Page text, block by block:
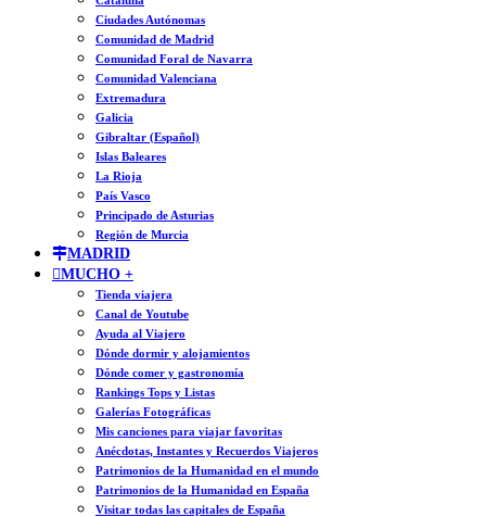
Ciudades Autónomas
Comunidad de Madrid
Comunidad Foral de Navarra
Comunidad Valenciana
Extremadura
Galicia
Gibraltar (Español)
Islas Baleares
La Rioja
País Vasco
Principado de Asturias
Región de Murcia
MADRID
MUCHO +
Tienda viajera
Canal de Youtube
Ayuda al Viajero
Dónde dormir y alojamientos
Dónde comer y gastronomía
Rankings Tops y Listas
Galerías Fotográficas
Mis canciones para viajar favoritas
Anécdotas, Instantes y Recuerdos Viajeros
Patrimonios de la Humanidad en el mundo
Patrimonios de la Humanidad en España
Visitar todas las capitales de España